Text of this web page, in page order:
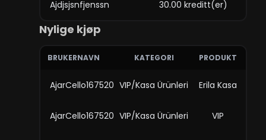
Ajdjsjsnfjenssn 30.00 kreditt(er)
Nylige kjøp
BRUKERNAVN KATEGORI PRODUKT
AjarCello167520 VIP/Kasa Ürünleri Erila Kasa
AjarCello167520 VIP/Kasa Ürünleri VIP